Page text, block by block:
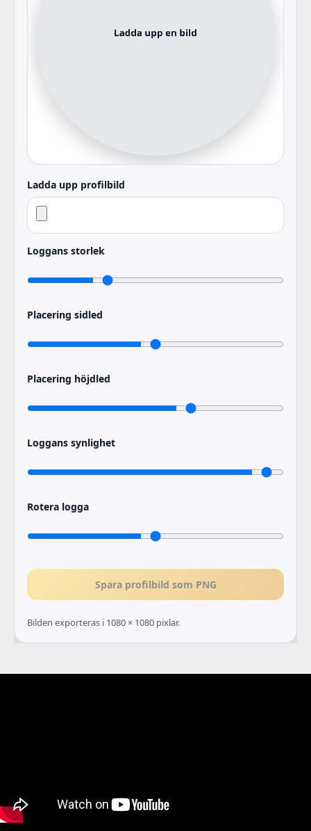
Ladda upp profilbild
Loggans storlek
Placering sidled
Placering höjdled
Loggans synlighet
Rotera logga
Spara profilbild som PNG
Bilden exporteras i 1080 × 1080 pixlar.